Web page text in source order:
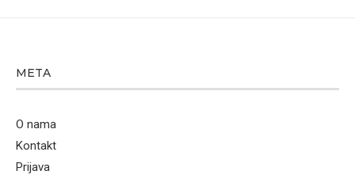
META
O nama
Kontakt
Prijava